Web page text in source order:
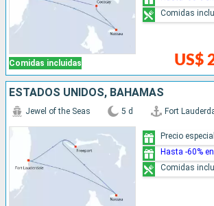
Comidas incluidas US$
Comidas
ESTADOS UNIDOS, BAHAMAS
Jewel of the Seas 5 d Fort
Precio
Hasta -60%
Comidas